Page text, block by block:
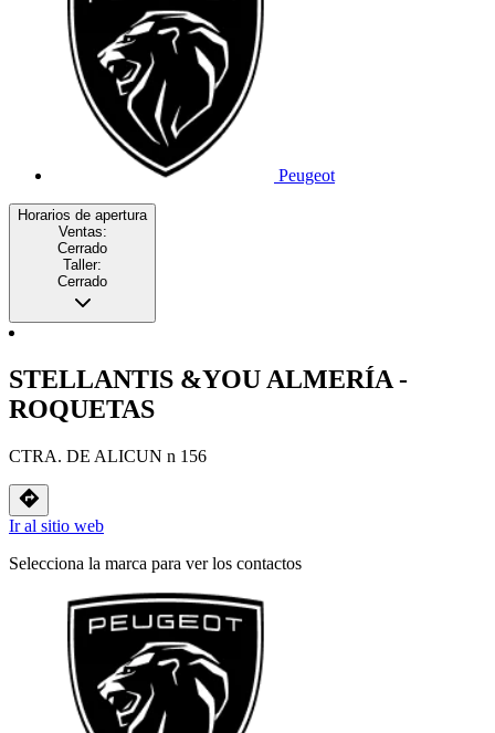
Peugeot
Horarios de apertura
Ventas:
Cerrado
Taller:
Cerrado
STELLANTIS &YOU ALMERÍA -
ROQUETAS
CTRA. DE ALICUN n 156
Ir al sitio web
Selecciona la marca para ver los contactos